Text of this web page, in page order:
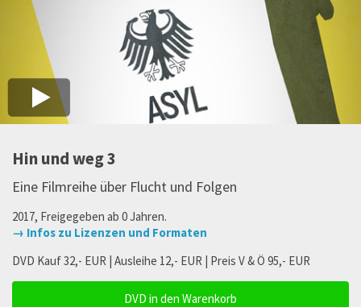
Hin und weg 3
Eine Filmreihe über Flucht und Folgen
2017, Freigegeben ab 0 Jahren.
→ Infos zu Lizenzen und Formaten
DVD Kauf 32,- EUR | Ausleihe 12,- EUR | Preis V & Ö 95,- EUR
DVD in den Warenkorb